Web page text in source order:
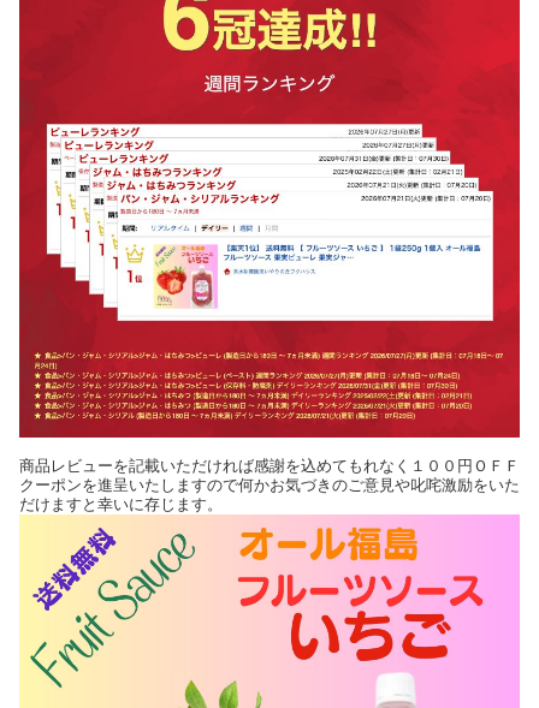
商品レビューを記載いただければ感謝を込めてもれなく１００円ＯＦＦ
クーポンを進呈いたしますので何かお気づきのご意見や叱咤激励をいた
だけますと幸いに存じます。